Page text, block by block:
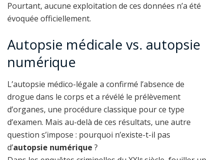
Pourtant, aucune exploitation de ces données n’a été
évoquée officiellement.
Autopsie médicale vs. autopsie
numérique
L’autopsie médico-légale a confirmé l’absence de
drogue dans le corps et a révélé le prélèvement
d’organes, une procédure classique pour ce type
d’examen. Mais au-delà de ces résultats, une autre
question s’impose : pourquoi n’existe-t-il pas
d’autopsie numérique ?